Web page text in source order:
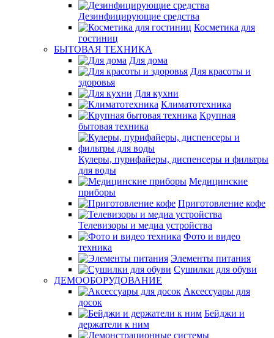
Дезинфицирующие средства
Косметика для
гостиниц
БЫТОВАЯ ТЕХНИКА
Для дома
Для красоты и
здоровья
Для кухни
Климатотехника
Крупная
бытовая техника
Кулеры, пурифайеры, диспенсеры и фильтры
для воды
Медицинские
приборы
Приготовление кофе
Телевизоры и медиа устройства
Фото и видео
техника
Элементы питания
Сушилки для обуви
ДЕМООБОРУДОВАНИЕ
Аксессуары для
досок
Бейджи и
держатели к ним